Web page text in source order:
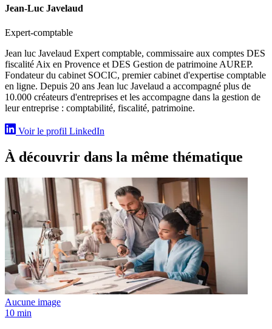
Jean-Luc Javelaud
Expert-comptable
Jean luc Javelaud Expert comptable, commissaire aux comptes DES
fiscalité Aix en Provence et DES Gestion de patrimoine AUREP.
Fondateur du cabinet SOCIC, premier cabinet d'expertise comptable
en ligne. Depuis 20 ans Jean luc Javelaud a accompagné plus de
10.000 créateurs d'entreprises et les accompagne dans la gestion de
leur entreprise : comptabilité, fiscalité, patrimoine.
Voir le profil LinkedIn
À découvrir dans la même thématique
Aucune image
10 min